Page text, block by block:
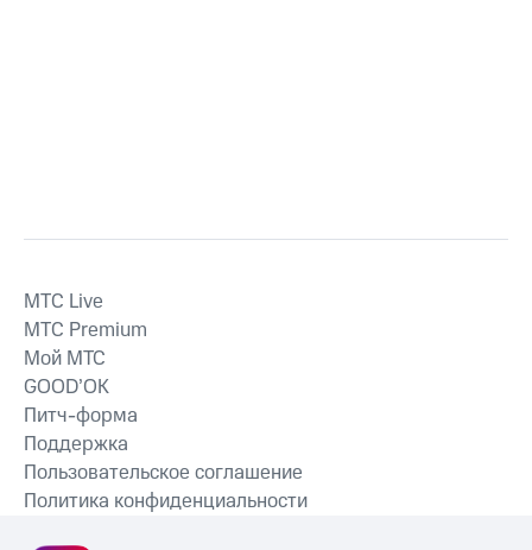
MTС Live
MTС Premium
Мой МТС
GOOD’OK
Питч-форма
Поддержка
Пользовательское соглашение
Политика конфиденциальности